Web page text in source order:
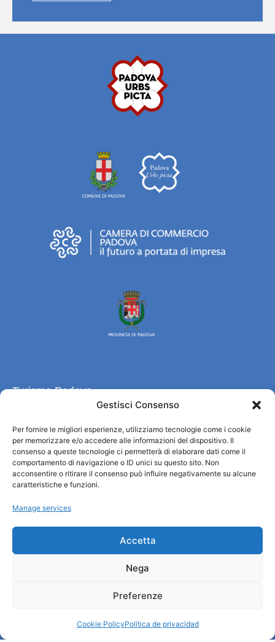
Gestisci Consenso
Per fornire le migliori esperienze, utilizziamo tecnologie come i cookie
per memorizzare e/o accedere alle informazioni del dispositivo. Il
consenso a queste tecnologie ci permetterà di elaborare dati come il
comportamento di navigazione o ID unici su questo sito. Non
acconsentire o ritirare il consenso può influire negativamente su alcune
caratteristiche e funzioni.
Manage services
Accetta
Nega
Preferenze
Cookie PolicyPolítica de privacidad
Turismo Padova
INFORMACIÓN TURÍSTICA / IAT
Política de privacidad
Cookie Policy (UE)
Credits
Información